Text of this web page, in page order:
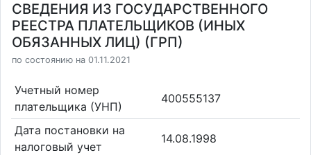
СВЕДЕНИЯ ИЗ ГОСУДАРСТВЕННОГО
РЕЕСТРА ПЛАТЕЛЬЩИКОВ (ИНЫХ
ОБЯЗАННЫХ ЛИЦ) (ГРП)
по состоянию на 01.11.2021
Учетный номер
плательщика (УНП)
400555137
Дата постановки на
налоговый учет
14.08.1998